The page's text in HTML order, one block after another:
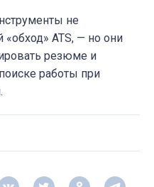
не
«обход» ATS, — но они
резюме и
работы при